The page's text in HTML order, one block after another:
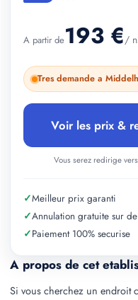
A propos de cet
Si vous cherchez un endroit
A partir de193 €/
Tres demande a
Voir les prix &
Vous serez redirige
✓Meilleur prix garanti
✓Annulation gratuite sur
✓Paiement 100% securise